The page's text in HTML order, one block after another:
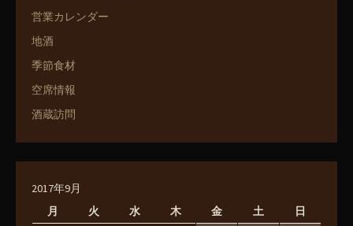
営業カレンダー
地酒
季節食材
空席情報
酒蔵訪問
2017年9月
月
火 水 木 金 土 日